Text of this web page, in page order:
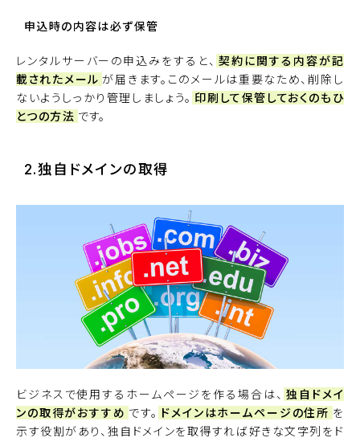
申込時の内容は必ず保管
レンタルサーバーの申込みをすると、 契約に関する内容が記
載されたメール が届きます。このメールは重要なため、削除し
ないようしっかり管理しましょう。 印刷して保管しておくのもひ
とつの方法 です。
2.独自ドメインの取得
ビジネスで使用するホームページを作る場合は、 独自ドメイ
ンの取得がおすすめ です。 ドメインはホームページの住所 を
示す役割があり、独自ドメインを取得すれば好きな文字列をド